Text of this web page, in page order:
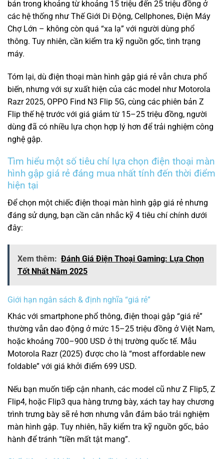
bán trong khoảng từ khoảng 15 triệu đến 25 triệu đồng ở
các hệ thống như Thế Giới Di Động, Cellphones, Điện Máy
Chợ Lớn – không còn quá “xa lạ” với người dùng phổ
thông. Tuy nhiên, cần kiểm tra kỹ nguồn gốc, tình trạng
máy.
Tóm lại, dù điện thoại màn hình gập giá rẻ vẫn chưa phổ
biến, nhưng với sự xuất hiện của các model như Motorola
Razr 2025, OPPO Find N3 Flip 5G, cùng các phiên bản Z
Flip thế hệ trước với giá giảm từ 15–25 triệu đồng, người
dùng đã có nhiều lựa chọn hợp lý hơn để trải nghiệm công
nghệ gập.
Tìm hiểu một số tiêu chí lựa chọn điện thoại màn
hình gập giá rẻ đáng mua nhất tính đến thời điểm
hiện tại
Để chọn một chiếc điện thoại màn hình gập giá rẻ nhưng
đáng sử dụng, bạn cần cân nhắc kỹ 4 tiêu chí chính dưới
đây:
Xem thêm: Đánh Giá Điện Thoại Gaming: Lựa Chọn
Tốt Nhất Năm 2025
Giới hạn ngân sách & định nghĩa “giá rẻ”
Khác với smartphone phổ thông, điện thoại gập “giá rẻ”
thường vẫn dao động ở mức 15–25 triệu đồng ở Việt Nam,
hoặc khoảng 700–900 USD ở thị trường quốc tế. Mẫu
Motorola Razr (2025) được cho là “most affordable new
foldable” với giá khởi điểm 699 USD.
Nếu bạn muốn tiếp cận nhanh, các model cũ như Z Flip5, Z
Flip4, hoặc Flip3 qua hàng trưng bày, xách tay hay chương
trình trưng bày sẽ rẻ hơn nhưng vẫn đảm bảo trải nghiệm
màn hình gập. Tuy nhiên, hãy kiểm tra kỹ nguồn gốc, bảo
hành để tránh “tiền mất tật mang”.